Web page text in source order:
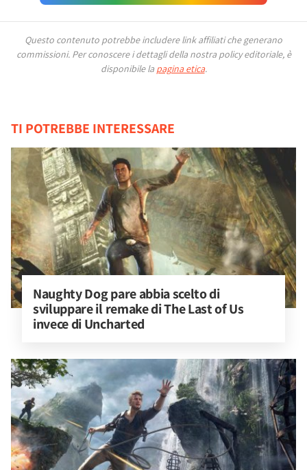
Questo contenuto potrebbe includere link affiliati che generano
commissioni. Per conoscere i dettagli della nostra policy editoriale, è
disponibile la pagina etica.
TI POTREBBE INTERESSARE
Naughty Dog pare abbia scelto di
sviluppare il remake di The Last of Us
invece di Uncharted